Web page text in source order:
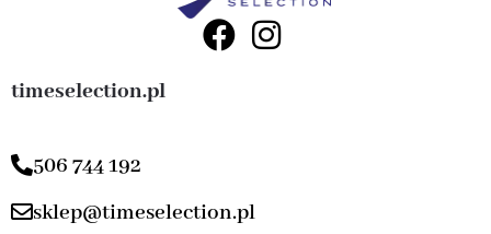
timeselection.pl
506 744 192
sklep@timeselection.pl